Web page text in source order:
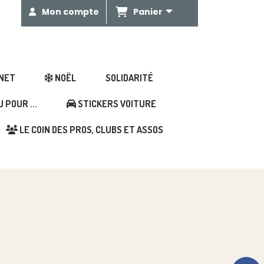
Mon compte Panier
NOËL SOLIDARITÉ
POUR ... STICKERS VOITURE
LE COIN DES PROS, CLUBS ET ASSOS